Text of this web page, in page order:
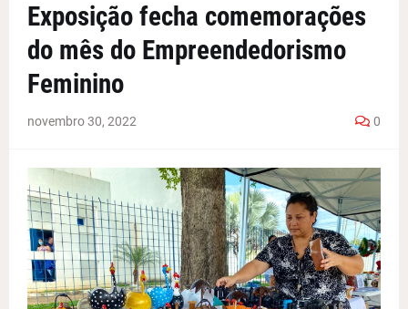
Exposição fecha comemorações
do mês do Empreendedorismo
Feminino
novembro 30, 2022 0